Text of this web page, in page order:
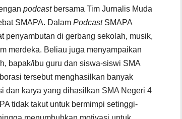
podcast bersama Tim Jurnalis Muda
SMAPA. Dalam Podcast SMAPA
penyambutan di gerbang sekolah, musik,
merdeka. Beliau juga menyampaikan
bapak/ibu guru dan siswa-siswi SMA
tersebut menghasilkan banyak
dan karya yang dihasilkan SMA Negeri 4
tidak takut untuk bermimpi setinggi-